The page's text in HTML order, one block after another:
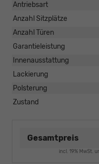
Antriebsart
Anzahl Sitzplätze
Anzahl Türen
Garantieleistung
Innenausstattung
Lackierung
Polsterung
Zustand
Gesamtpreis
incl. 19% MwSt.